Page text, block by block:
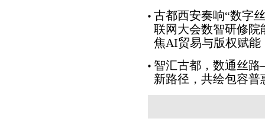
古都西安奏响“数字
联网大会数智研修院
焦AI贸易与版权赋能
智汇古都，数通丝
新路径，共绘包容普